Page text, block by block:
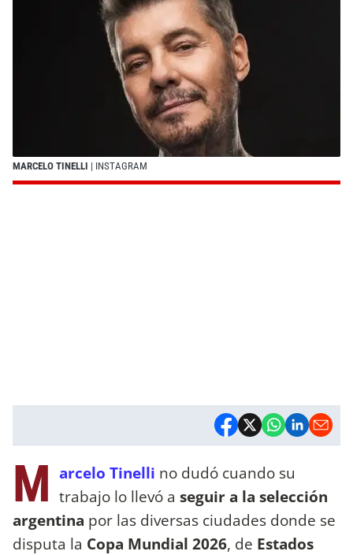
MARCELO TINELLI | INSTAGRAM
M arcelo Tinelli no dudó cuando su
trabajo lo llevó a seguir a la selección
argentina por las diversas ciudades donde se
disputa la Copa Mundial 2026, de Estados